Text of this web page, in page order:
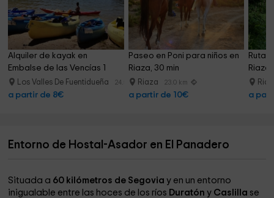
Alquiler de kayak en
Embalse de las Vencías 1
horaLos Valles De Fuentidueña 24.5 km
a partir de 8€
Paseo en Poni para niños en
Riaza, 30 min
Riaza 23.0 km
a partir de 10€
Riaza
a
Entorno de Hostal-Asador en El Panadero
Situada a 60 kilómetros de Segoviay en un entorno
inigualable entre las hoces de los ríos Duratóny Caslilla se